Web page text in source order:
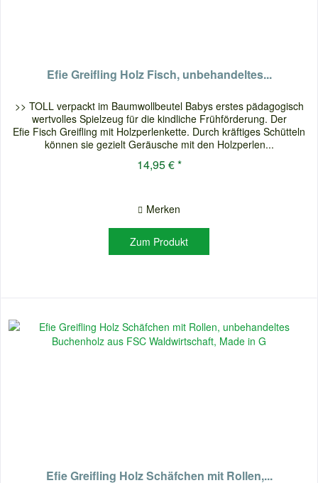
Efie Greifling Holz Fisch, unbehandeltes...
>> TOLL verpackt im Baumwollbeutel Babys erstes pädagogisch
wertvolles Spielzeug für die kindliche Frühförderung. Der
Efie Fisch Greifling mit Holzperlenkette. Durch kräftiges Schütteln
können sie gezielt Geräusche mit den Holzperlen...
14,95 € *
Merken
Zum Produkt
Efie Greifling Holz Schäfchen mit Rollen,...